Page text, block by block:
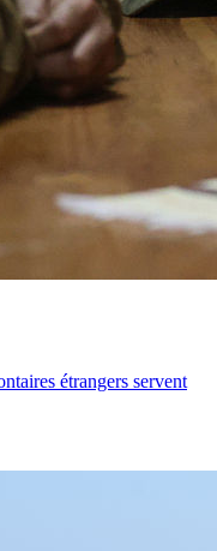
étrangers servent